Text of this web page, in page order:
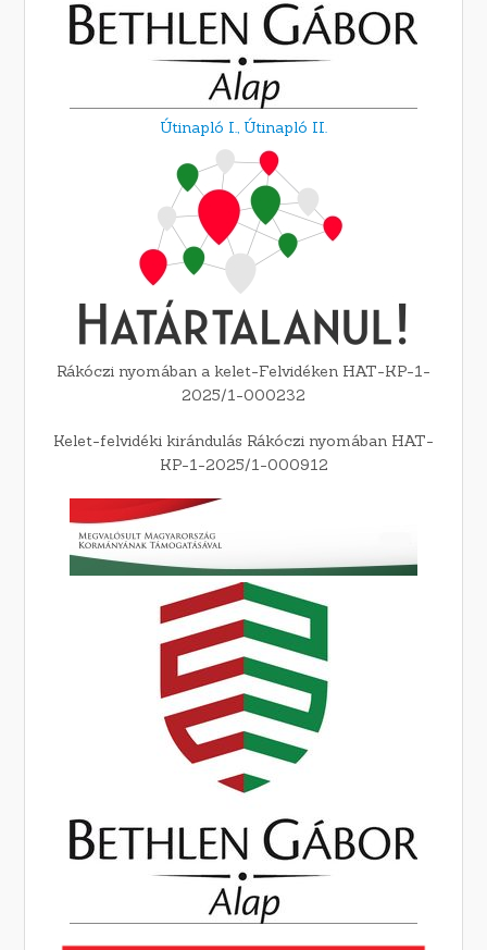
Útinapló I., Útinapló II.
Rákóczi nyomában a kelet-Felvidéken HAT-KP-1-
2025/1-000232
Kelet-felvidéki kirándulás Rákóczi nyomában HAT-
KP-1-2025/1-000912